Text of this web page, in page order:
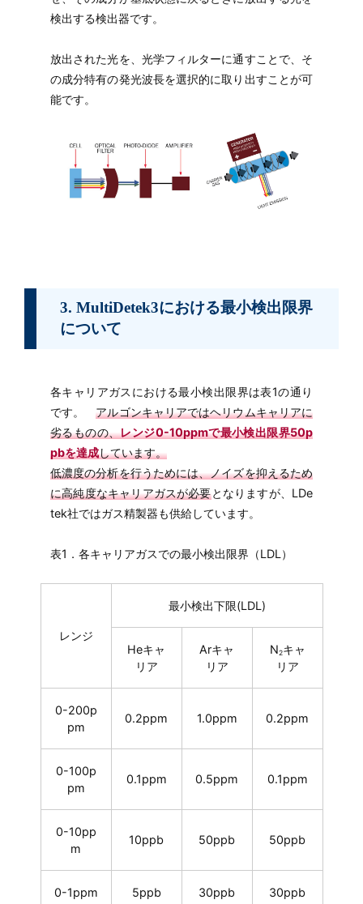
検出する検出器です。
放出された光を、光学フィルターに通すことで、そ
の成分特有の発光波長を選択的に取り出すことが可
能です。
3. MultiDetek3における最小検出限界
について
各キャリアガスにおける最小検出限界は表1の通り
です。アルゴンキャリアではヘリウムキャリアに
劣るものの、レンジ0-10ppmで最小検出限界50p
pbを達成しています。
低濃度の分析を行うためには、ノイズを抑えるため
に高純度なキャリアガスが必要となりますが、LDe
tek社ではガス精製器も供給しています。
表1．各キャリアガスでの最小検出限界（LDL）
レンジ
最小検出下限(LDL)
Heキャ
リア
Arキャ
リア
N2キャ
リア
0-200p
pm
0.2ppm 1.0ppm 0.2ppm
0-100p
pm
0.1ppm 0.5ppm 0.1ppm
0-10pp
m
10ppb 50ppb 50ppb
0-1ppm 5ppb 30ppb 30ppb